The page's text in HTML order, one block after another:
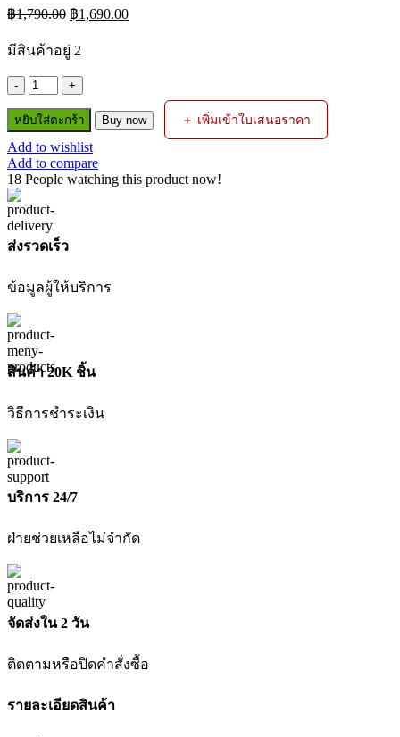
฿1,790.00 Original
price
was:
฿1,790.00.
฿1,690.00Current
price
มีสินค้าอยู่ 2
จำนวน
OSUKA
เครื่อง
เติม
ลม
สาย
20V
OCAI786-
ครบ
ชิ้น
หยิบใส่ตะกร้า Buy now ＋ เพิ่มเข้าใบเสนอราคา
Add to wishlist
Add to compare
18 People watching this product now!
ส่งรวดเร็ว
ข้อมูลผู้ให้บริการ
สินค้า 20K ชิ้น
วิธีการชำระเงิน
บริการ 24/7
ฝ่ายช่วยเหลือไม่จำกัด
จัดส่งใน 2 วัน
ติดตามหรือปิดคำสั่งซื้อ
รายละเอียดสินค้า